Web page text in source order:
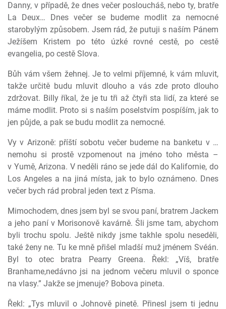
Danny, v případě, že dnes večer posloucháš, nebo ty, bratře
La Deux… Dnes večer se budeme modlit za nemocné
starobylým způsobem. Jsem rád, že putuji s naším Pánem
Ježíšem Kristem po této úzké rovné cestě, po cestě
evangelia, po cestě Slova.
Bůh vám všem žehnej. Je to velmi příjemné, k vám mluvit,
takže určitě budu mluvit dlouho a vás zde proto dlouho
zdržovat. Billy říkal, že je tu tři až čtyři sta lidí, za které se
máme modlit. Proto si s naším poselstvím pospíším, jak to
jen půjde, a pak se budu modlit za nemocné.
Vy v Arizoně: příští sobotu večer budeme na banketu v …
nemohu si prostě vzpomenout na jméno toho města –
v Yumě, Arizona. V neděli ráno se jede dál do Kalifornie, do
Los Angeles a na jiná místa, jak to bylo oznámeno. Dnes
večer bych rád probral jeden text z Písma.
Mimochodem, dnes jsem byl se svou paní, bratrem Jackem
a jeho paní v Morisonově kavárně. Šli jsme tam, abychom
byli trochu spolu. Ještě nikdy jsme takhle spolu neseděli,
také ženy ne. Tu ke mně přišel mladší muž jménem Svéán.
Byl to otec bratra Pearry Greena. Řekl: „Víš, bratře
Branhame,nedávno jsi na jednom večeru mluvil o sponce
na vlasy.” Jakže se jmenuje? Bobova pineta.
Řekl: „Tys mluvil o Johnově pinetě. Přinesl jsem ti jednu